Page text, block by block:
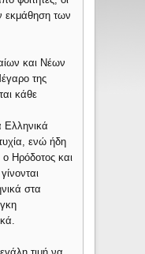
εκμάθηση των
και Νέων
της
κάθε
Ελληνικά
ενώ ήδη
ο Ηρόδοτος και
στα